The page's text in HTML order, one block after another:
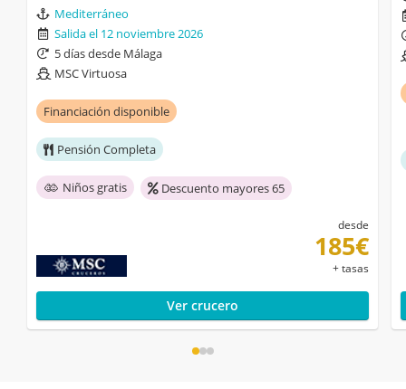
Mediterráneo
Salida el 12 noviembre 2026
5 días desde Málaga
MSC Virtuosa
Financiación disponible
Pensión Completa
Niños gratis Descuento mayores 65
desde
185€
+ tasas
Ver crucero